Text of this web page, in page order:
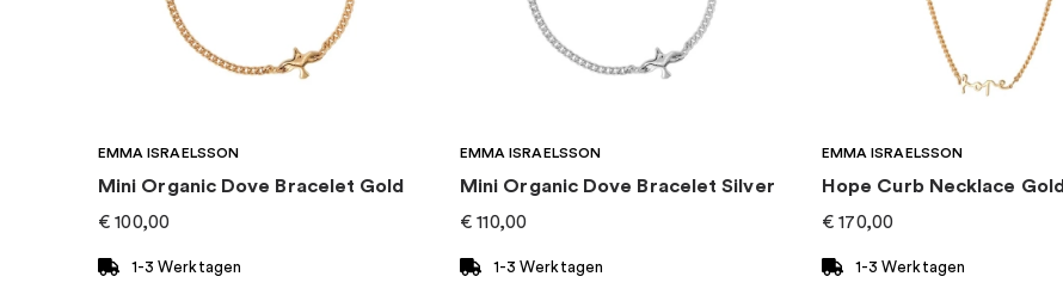
EMMA ISRAELSSON
Mini Organic Dove Bracelet Gold
€ 100,00
1-3 Werktagen
EMMA ISRAELSSON
Mini Organic Dove Bracelet Silver
€ 110,00
1-3 Werktagen
EMMA ISRAELSSON
Hope Curb Necklace Gold
€ 170,00
1-3 Werktagen